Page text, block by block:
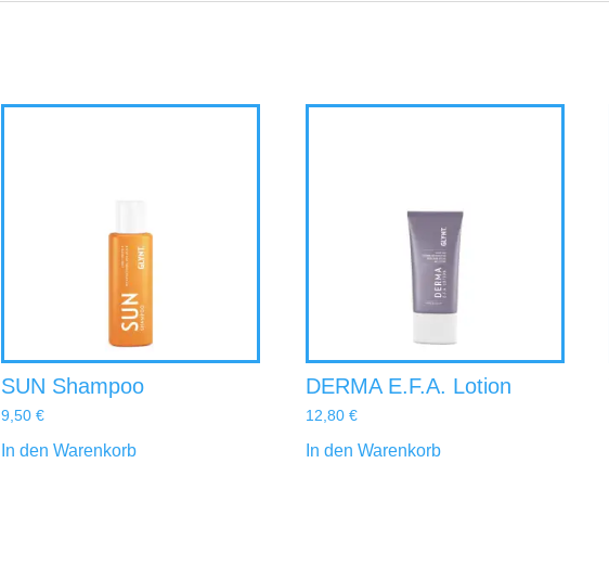
SUN Shampoo
9,50€
In den Warenkorb
DERMA E.F.A. Lotion
12,80 €
In den Warenkorb